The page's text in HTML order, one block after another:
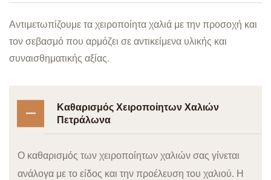
Αντιμετωπίζουμε τα χειροποίητα χαλιά με την προσοχή και
τον σεβασμό που αρμόζει σε αντικείμενα υλικής και
συναισθηματικής αξίας.
Καθαρισμός Χειροποίητων Χαλιών
Πετράλωνα
Ο καθαρισμός των χειροποίητων χαλιών σας γίνεται
ανάλογα με το είδος και την προέλευση του χαλιού. Η